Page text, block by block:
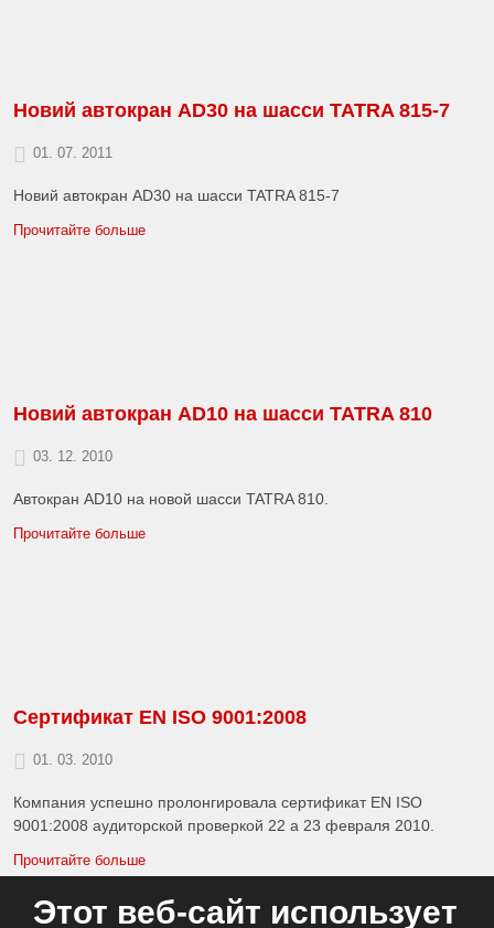
Новий aвтокран AD30 на шасси TATRA 815-7
01. 07. 2011
Новий aвтокран AD30 на шасси TATRA 815-7
Прочитайте больше
Новий aвтокран AD10 на шасси TATRA 810
03. 12. 2010
Aвтокран AD10 на новой шасси TATRA 810.
Прочитайте больше
Сертификат EN ISO 9001:2008
01. 03. 2010
Компания успешно пролонгировала cертификат EN ISO
9001:2008 аудиторской проверкой 22 a 23 февраля 2010.
Прочитайте больше
Этот веб-сайт использует